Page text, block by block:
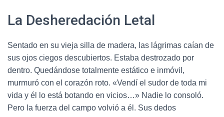
La Desheredación Letal
Sentado en su vieja silla de madera, las lágrimas caían de
sus ojos ciegos descubiertos. Estaba destrozado por
dentro. Quedándose totalmente estático e inmóvil,
murmuró con el corazón roto. «Vendí el sudor de toda mi
vida y él lo está botando en vicios…» Nadie lo consoló.
Pero la fuerza del campo volvió a él. Sus dedos